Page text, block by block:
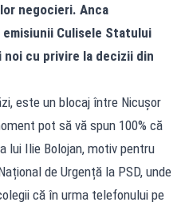
negocieri. Anca
Culisele Statului
cu privire la decizii din
este un blocaj între Nicușor
pot să vă spun 100% că
lui Ilie Bolojan, motiv pentru
de Urgență la PSD, unde
că în urma telefonului pe